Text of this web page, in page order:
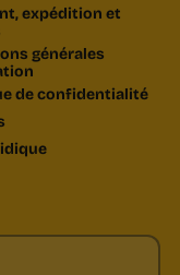
expédition et
générales
de confidentialité